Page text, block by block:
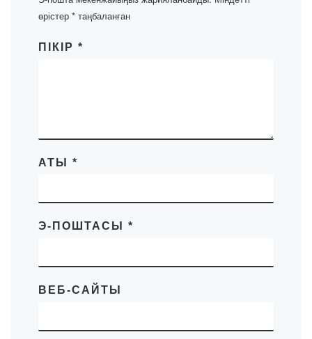
өрістер * таңбаланған
ПІКІР *
АТЫ *
Э-ПОШТАСЫ *
ВЕБ-САЙТЫ